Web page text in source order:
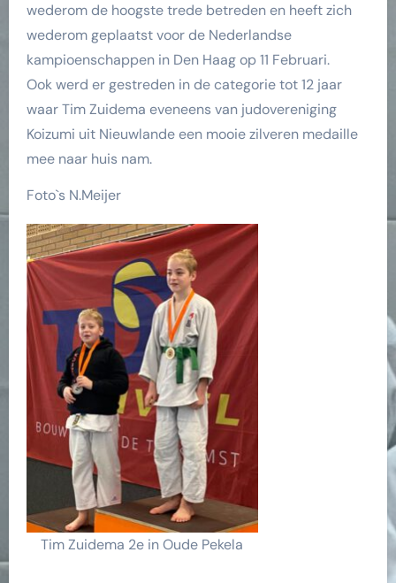
wederom de hoogste trede betreden en heeft zich
wederom geplaatst voor de Nederlandse
kampioenschappen in Den Haag op 11 Februari.
Ook werd er gestreden in de categorie tot 12 jaar
waar Tim Zuidema eveneens van judovereniging
Koizumi uit Nieuwlande een mooie zilveren medaille
mee naar huis nam.
Foto`s N.Meijer
Tim Zuidema 2e in Oude Pekela